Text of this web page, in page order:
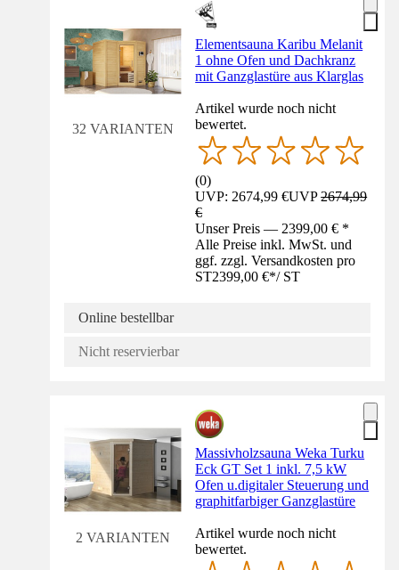
32 VARIANTEN
Elementsauna Karibu Melanit
1 ohne Ofen und Dachkranz
mit Ganzglastüre aus Klarglas
Artikel wurde noch nicht
bewertet.
(0)
UVP: 2674,99 €UVP2674,99
€
Unser Preis — 2399,00 € *
Alle Preise inkl. MwSt. und
ggf. zzgl. Versandkosten pro
ST2399,00 €*/ ST
Online bestellbar
Nicht reservierbar
2 VARIANTEN
Massivholzsauna Weka Turku
Eck GT Set 1 inkl. 7,5 kW
Ofen u.digitaler Steuerung und
graphitfarbiger Ganzglastüre
Artikel wurde noch nicht
bewertet.